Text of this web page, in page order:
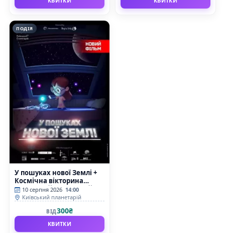
ПОДІЯ
У пошуках нової Землі +
Космічна вікторина
(Київський планетарій)
10 серпня 2026 14:00
Київський планетарій
ВІД300₴
КВИТКИ